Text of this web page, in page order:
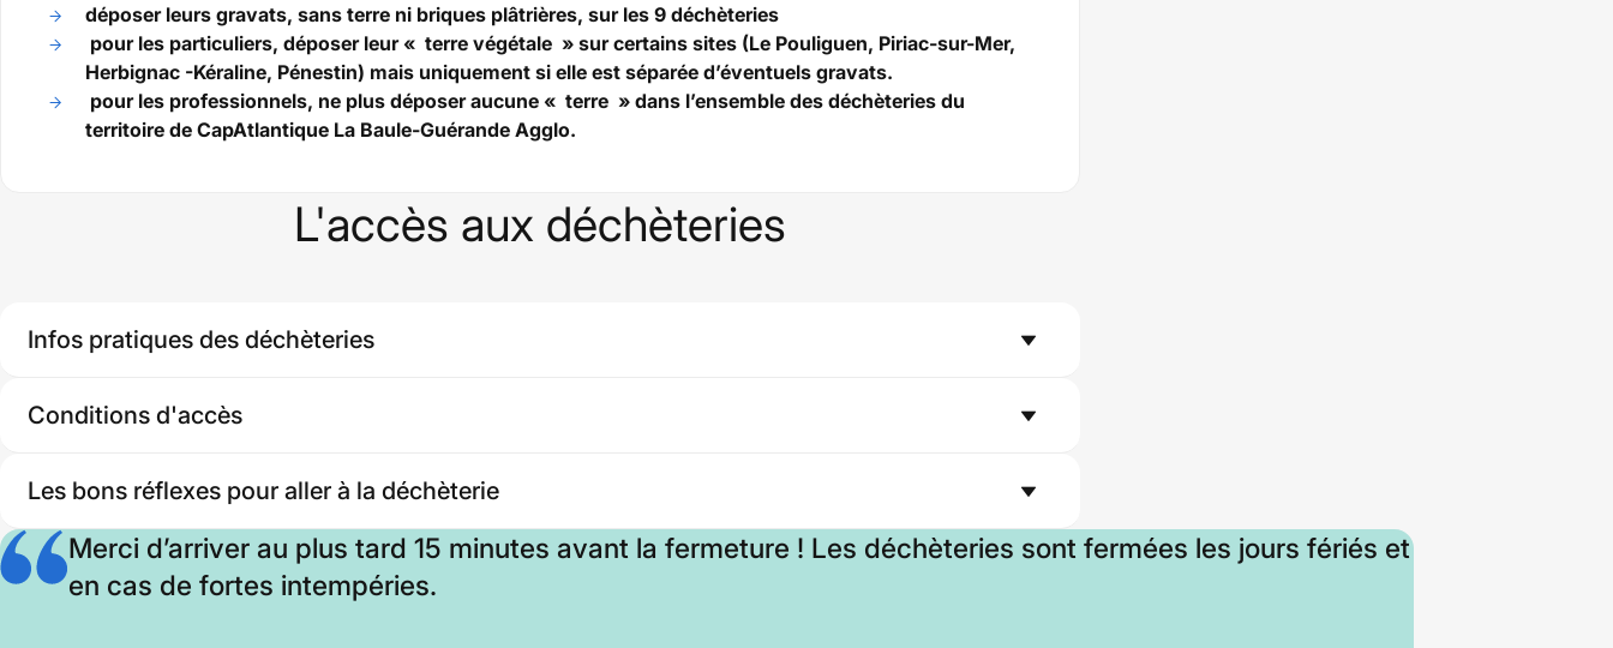
déposer leurs gravats, sans terre ni briques plâtrières, sur les 9 déchèteries
pour les particuliers, déposer leur « terre végétale » sur certains sites (Le Pouliguen, Piriac-sur-Mer,
Herbignac -Kéraline, Pénestin) mais uniquement si elle est séparée d’éventuels gravats.
pour les professionnels, ne plus déposer aucune « terre » dans l’ensemble des déchèteries du
territoire de CapAtlantique La Baule-Guérande Agglo.
L'accès aux déchèteries
Infos pratiques des déchèteries
Conditions d'accès
Les bons réflexes pour aller à la déchèterie
Facilitez
vous
Merci d’arriver au plus tard 15 minutes avant la fermeture ! Les déchèteries sont fermées les jours fériés et
en cas de fortes intempéries.